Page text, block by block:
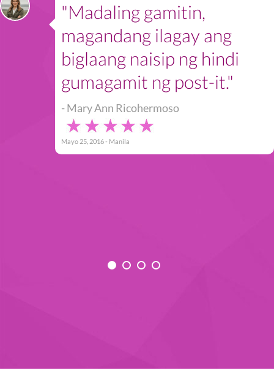
"Madaling gamitin,
magandang ilagay ang
biglaang naisip ng hindi
gumagamit ng post-it."
- Mary Ann Ricohermoso
Mayo 25, 2016 - Manila